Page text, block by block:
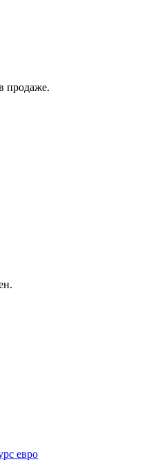
продаже.
евро